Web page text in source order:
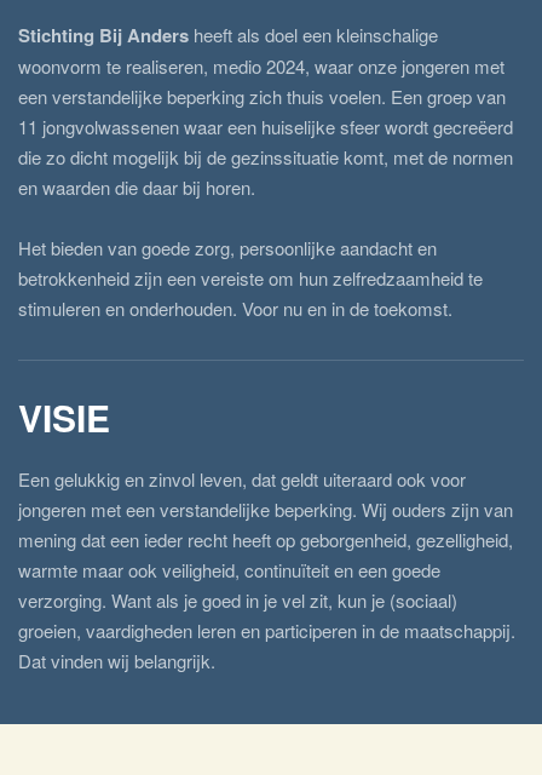
Stichting Bij Anders heeft als doel een kleinschalige
woonvorm te realiseren, medio 2024, waar onze jongeren met
een verstandelijke beperking zich thuis voelen. Een groep van
11 jongvolwassenen waar een huiselijke sfeer wordt gecreëerd
die zo dicht mogelijk bij de gezinssituatie komt, met de normen
en waarden die daar bij horen.
Het bieden van goede zorg, persoonlijke aandacht en
betrokkenheid zijn een vereiste om hun zelfredzaamheid te
stimuleren en onderhouden. Voor nu en in de toekomst.
VISIE
Een gelukkig en zinvol leven, dat geldt uiteraard ook voor
jongeren met een verstandelijke beperking. Wij ouders zijn van
mening dat een ieder recht heeft op geborgenheid, gezelligheid,
warmte maar ook veiligheid, continuïteit en een goede
verzorging. Want als je goed in je vel zit, kun je (sociaal)
groeien, vaardigheden leren en participeren in de maatschappij.
Dat vinden wij belangrijk.